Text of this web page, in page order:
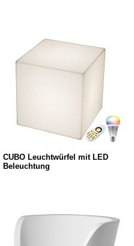
CUBO Leuchtwürfel mit LED
Beleuchtung